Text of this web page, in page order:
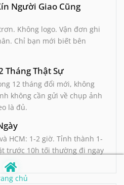
Người Giao Cũng
Không logo. Vận đơn ghi
Chỉ bạn mới biết bên
Tháng Thật Sự
12 tháng đổi mới, không
không cần gửi về chụp ảnh
là đủ.
HCM: 1-2 giờ. Tỉnh thành 1-
trước 10h tối thường đi ngay
chủ